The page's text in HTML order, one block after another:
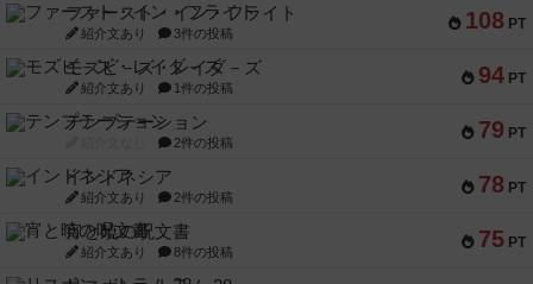
108 PT
ファースト・イン・フライト
紹介文あり 3件の投稿
94 PT
モズビ－ズ・レイダ－ズ
紹介文あり 1件の投稿
79 PT
テンプテーション
2件の投稿
78 PT
インドネシア
紹介文あり 2件の投稿
75 PT
宵と暁の呪文書
紹介文あり 8件の投稿